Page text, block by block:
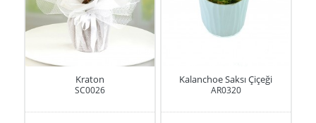
Kraton
SC0026
Kalanchoe Saksı Çiçeği
AR0320